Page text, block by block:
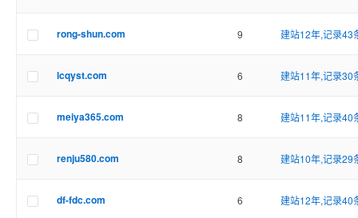
rong-shun.com 9 建站12年,记录43
lcqyst.com 6 建站11年,记录30
meiya365.com 8 建站11年,记录40
renju580.com 8 建站10年,记录29
df-fdc.com 6 建站12年,记录40